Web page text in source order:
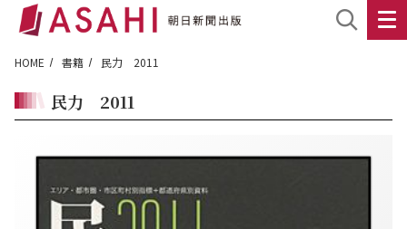
HOME 書籍 民力 2011
民力 2011